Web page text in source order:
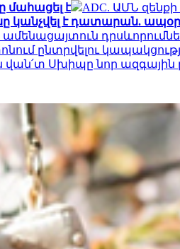
մահացել է
ADC. ԱՄՆ
կանչվել է դատարան.
ընտրվելու
Սխիպը նոր ազգային